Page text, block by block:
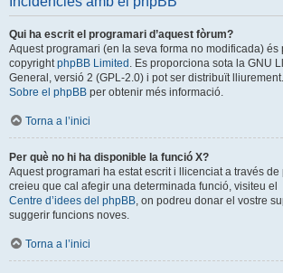
Qui ha escrit el programari d’aquest fòrum?
Aquest programari (en la seva forma no modificada) és
copyrightphpBB Limited . Es proporciona sota la GNU
General, versió 2 (GPL-2.0) i pot ser distribuït
Sobre el phpBB per obtenir més informació.
Torna a l’inici
Per què no hi ha disponible la funció X?
Aquest programari ha estat escrit i llicenciat a través de
creieu que cal afegir una determinada funció, visiteu el
Centre d’idees del phpBB, on podreu donar el vostre
suggerir funcions noves.
Torna a l’inici